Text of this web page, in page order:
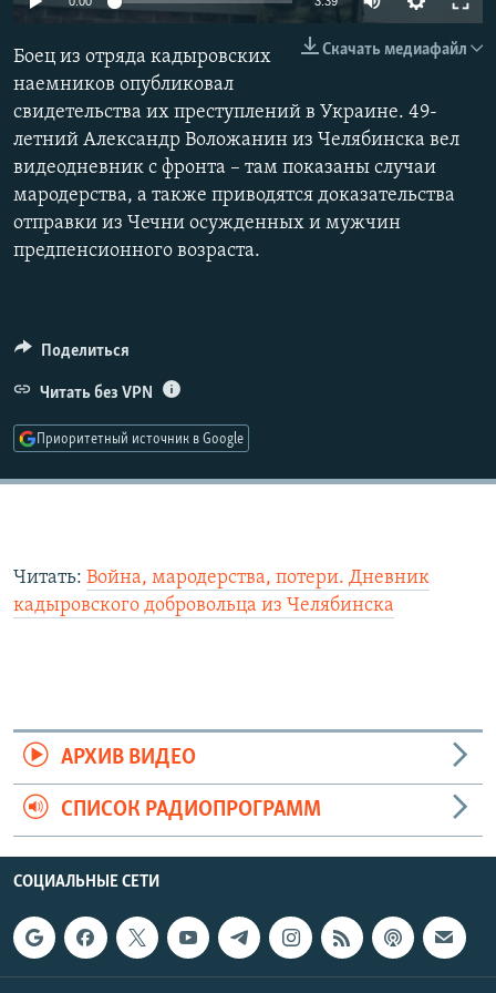
РАСПИСАНИЕ ВЕЩАНИЯ
ПОДПИШИТЕСЬ НА РАССЫЛКУ
СОЦИАЛЬНЫЕ СЕТИ 240p 480p
480p
1080p
Скачать медиафайл
Боец из отряда кадыровских
наемников опубликовал
свидетельства их преступлений в Украине. 49-
летний Александр Воложанин из Челябинска вел
видеодневник с фронта – там показаны случаи
мародерства, а также приводятся доказательства
отправки из Чечни осужденных и мужчин
предпенсионного возраста.
Поделиться
Читать без VPN
Приоритетный источник в Google
Читать: Война, мародерства, потери. Дневник
кадыровского добровольца из Челябинска
АРХИВ ВИДЕО
СПИСОК РАДИОПРОГРАММ
СОЦИАЛЬНЫЕ СЕТИ